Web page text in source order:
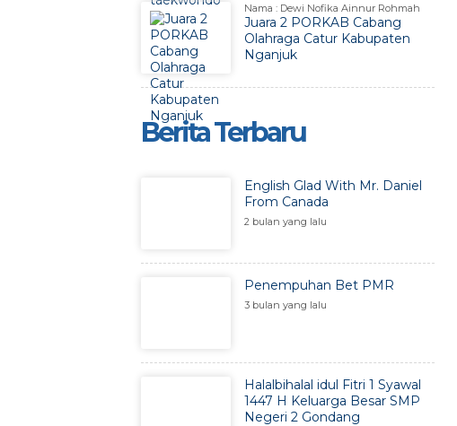
Nama : Dewi Nofika Ainnur Rohmah
Juara 2 PORKAB Cabang
Olahraga Catur Kabupaten
Nganjuk
Berita Terbaru
English Glad With Mr. Daniel
From Canada
2 bulan yang lalu
Penempuhan Bet PMR
3 bulan yang lalu
Halalbihalal idul Fitri 1 Syawal
1447 H Keluarga Besar SMP
Negeri 2 Gondang